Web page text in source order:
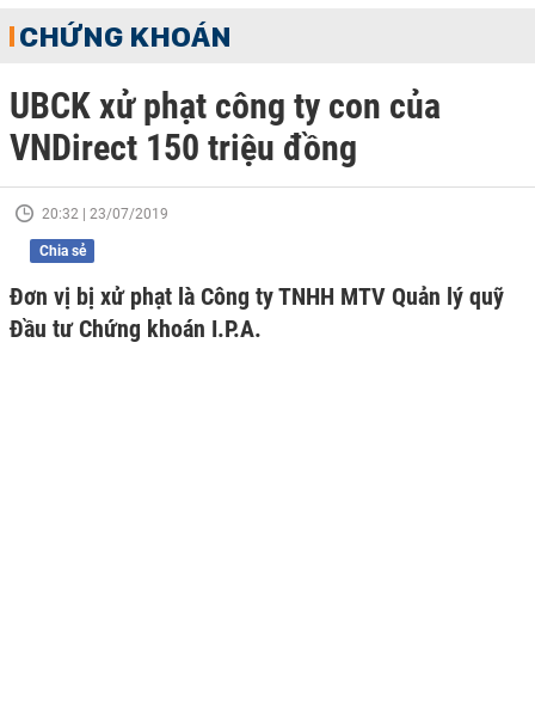
CHỨNG KHOÁN
UBCK xử phạt công ty con của
VNDirect 150 triệu đồng
20:32 | 23/07/2019
Chia sẻ
Đơn vị bị xử phạt là Công ty TNHH MTV Quản lý quỹ
Đầu tư Chứng khoán I.P.A.